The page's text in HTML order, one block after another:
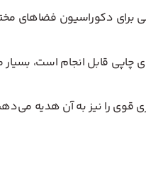
برای دکوراسیون فضاهای
قابل انجام است، بسیار
را نیز به آن هدیه